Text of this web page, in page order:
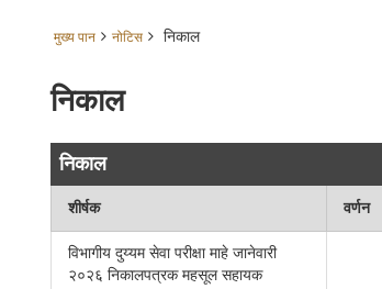
मुख्य पान नोटिस निकाल
निकाल
निकाल
शीर्षक वर्णन
विभागीय दुय्यम सेवा परीक्षा माहे जानेवारी
२०२६ निकालपत्रक महसूल सहायक